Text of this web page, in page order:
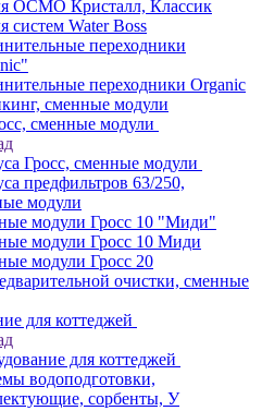
ОСМО Кристалл, Классик
систем Water Boss
переходники
переходники Organic
сменные модули
сменные модули
Гросс, сменные модули
предфильтров 63/250,
модули
модули Гросс 10 "Миди"
модули Гросс 10 Миди
модули Гросс 20
очистки, сменные
для коттеджей
для коттеджей
водоподготовки,
сорбенты, У